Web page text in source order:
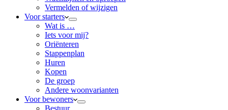
Vermelden of wijzigen
Voor starters
Wat is …
Iets voor mij?
Oriënteren
Stappenplan
Huren
Kopen
De groep
Andere woonvarianten
Voor bewoners
Bestuur